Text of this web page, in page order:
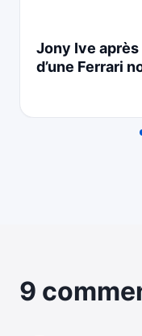
Jony Ive
d’une Ferrari
9